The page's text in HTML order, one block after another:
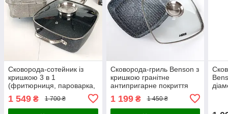
Сковорода-сотейник із
кришкою 3 в 1
(фритюрниця, пароварка,
1 549 ₴ 1 700 ₴
Сковорода-гриль Benson з
кришкою гранітне
антипригарне покриття
1 199₴ 1 450 ₴